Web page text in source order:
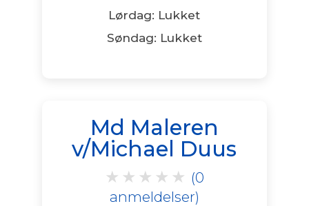
Lørdag: Lukket
Søndag: Lukket
Md Maleren
v/Michael Duus
★ ★ ★ ★ ★ (0
anmeldelser)